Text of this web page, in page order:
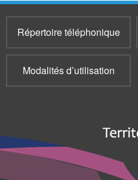
Répertoire téléphonique
Modalités d’utilisation